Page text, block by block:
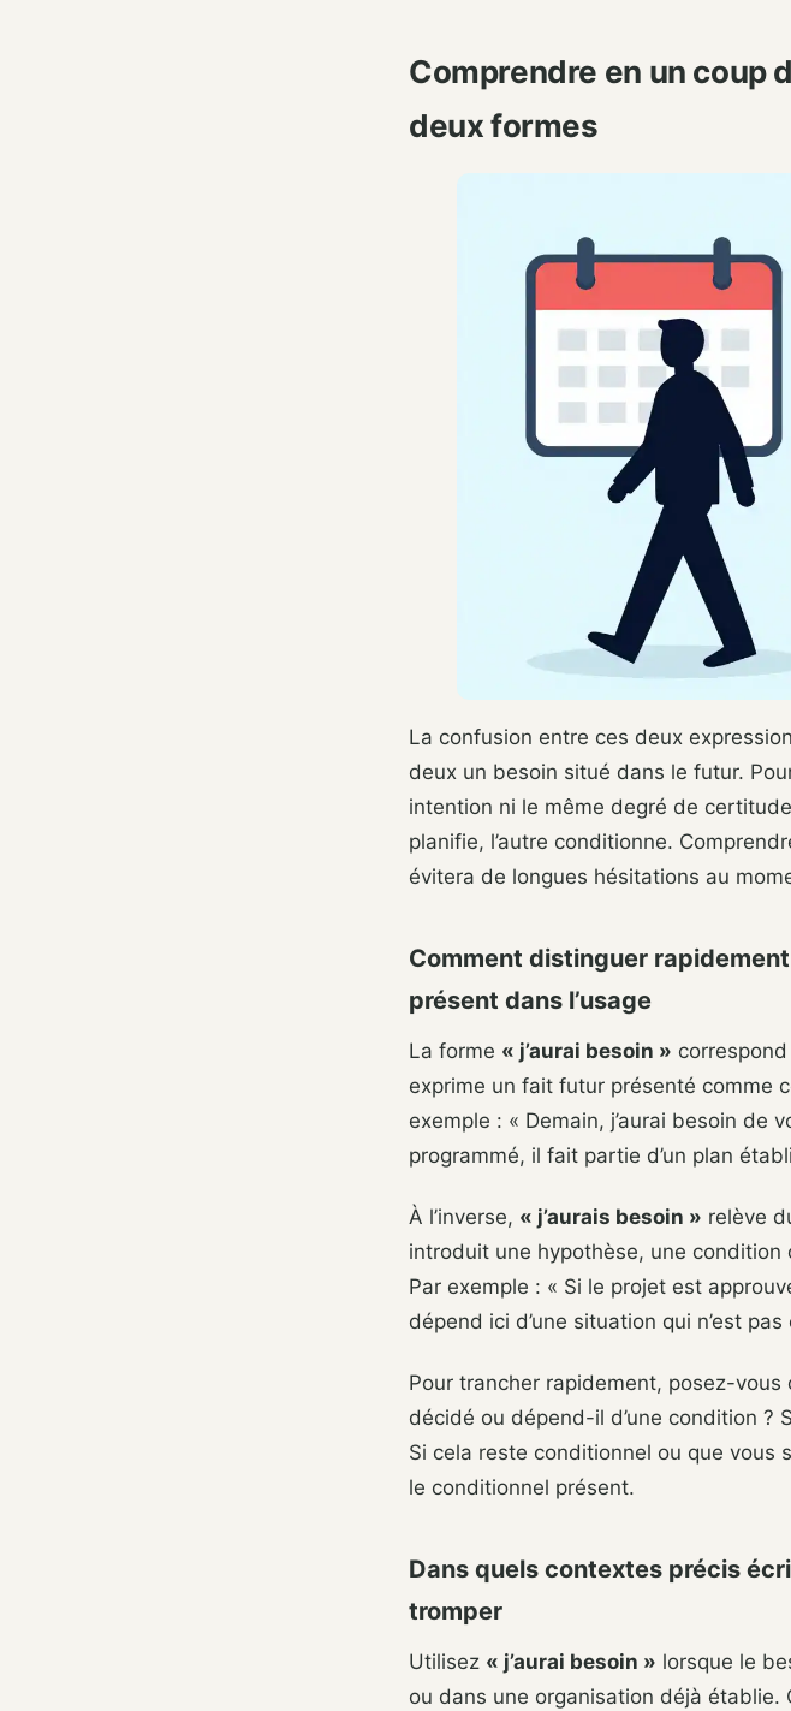
Comprendre en un coup
deux formes
La confusion entre ces deux
deux un besoin situé dans le futur.
intention ni le même degré de
planifie, l’autre conditionne.
évitera de longues hésitations au
Comment distinguer
présent dans l’usage
La forme « j’aurai besoin »
exprime un fait futur présenté comme
exemple : « Demain, j’aurai besoin de
programmé, il fait partie d’un plan
À l’inverse, « j’aurais besoin » relève
introduit une hypothèse, une
Par exemple : « Si le projet est
dépend ici d’une situation qui n’est
Pour trancher rapidement, posez-
décidé ou dépend-il d’une condition ?
Si cela reste conditionnel ou que vous
le conditionnel présent.
Dans quels contextes précis
tromper
Utilisez « j’aurai besoin » lorsque le
ou dans une organisation déjà établie.